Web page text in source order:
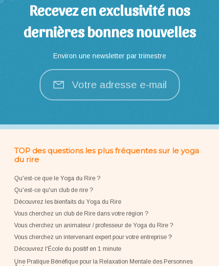
Recevez en exclusivité nos
dernières bonnes nouvelles
Environ une newsletter par trimestre
Votre adresse e-mail
TOP des questions les plus fréquentes sur le yoga
du rire
Qu'est-ce que le Yoga du Rire ?
Qu'est-ce qu'un club de rire ?
Découvrez les bienfaits du Yoga du Rire
Vous cherchez un club de Rire dans votre région ?
Vous cherchez un animateur / professeur de Yoga du Rire ?
Vous cherchez un intervenant expert pour votre entreprise?
Découvrez l'École du positif en 1 minute
Une Pratique Bénéfique pour la Relaxation Mentale des Personnes